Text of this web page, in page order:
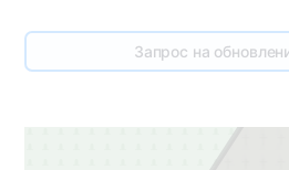
Запрос на